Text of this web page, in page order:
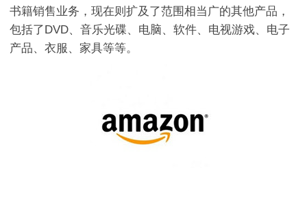
书籍销售业务，现在则扩及了范围相当广的其他产品，
包括了DVD、音乐光碟、电脑、软件、电视游戏、电子
产品、衣服、家具等等。